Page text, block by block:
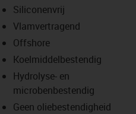
Siliconenvrij
Vlamvertragend
Offshore
Koelmiddelbestendig
Hydrolyse- en
microbenbestendig
Geen oliebestendigheid